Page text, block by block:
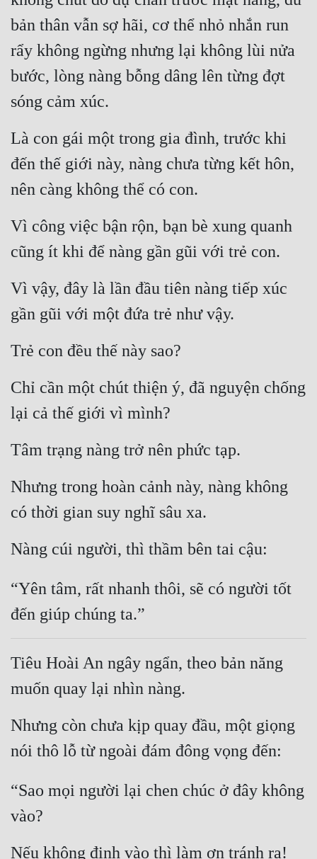
bản thân vẫn sợ hãi, cơ thể nhỏ nhắn run
rẩy không ngừng nhưng lại không lùi nửa
bước, lòng nàng bỗng dâng lên từng đợt
sóng cảm xúc.
Là con gái một trong gia đình, trước khi
đến thế giới này, nàng chưa từng kết hôn,
nên càng không thể có con.
Vì công việc bận rộn, bạn bè xung quanh
cũng ít khi để nàng gần gũi với trẻ con.
Vì vậy, đây là lần đầu tiên nàng tiếp xúc
gần gũi với một đứa trẻ như vậy.
Trẻ con đều thế này sao?
Chỉ cần một chút thiện ý, đã nguyện chống
lại cả thế giới vì mình?
Tâm trạng nàng trở nên phức tạp.
Nhưng trong hoàn cảnh này, nàng không
có thời gian suy nghĩ sâu xa.
Nàng cúi người, thì thầm bên tai cậu:
“Yên tâm, rất nhanh thôi, sẽ có người tốt
đến giúp chúng ta.”
Tiêu Hoài An ngây ngẩn, theo bản năng
muốn quay lại nhìn nàng.
Nhưng còn chưa kịp quay đầu, một giọng
nói thô lỗ từ ngoài đám đông vọng đến:
“Sao mọi người lại chen chúc ở đây không
vào?
Nếu không định vào thì làm ơn tránh ra!